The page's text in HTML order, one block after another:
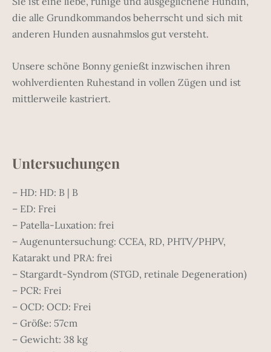
die alle Grundkommandos beherrscht und sich mit
anderen Hunden ausnahmslos gut versteht.
Unsere schöne Bonny genießt inzwischen ihren
wohlverdienten Ruhestand in vollen Zügen und ist
mittlerweile kastriert.
Untersuchungen
– HD: HD: B | B
– ED: Frei
– Patella-Luxation: frei
– Augenuntersuchung: CCEA, RD, PHTV/PHPV,
Katarakt und PRA: frei
– Stargardt-Syndrom (STGD, retinale Degeneration)
– PCR: Frei
– OCD: OCD: Frei
– Größe: 57cm
– Gewicht: 38 kg